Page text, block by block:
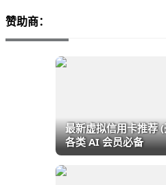
赞助商：
最新虚拟信用卡推荐
各类 AI 会员必备